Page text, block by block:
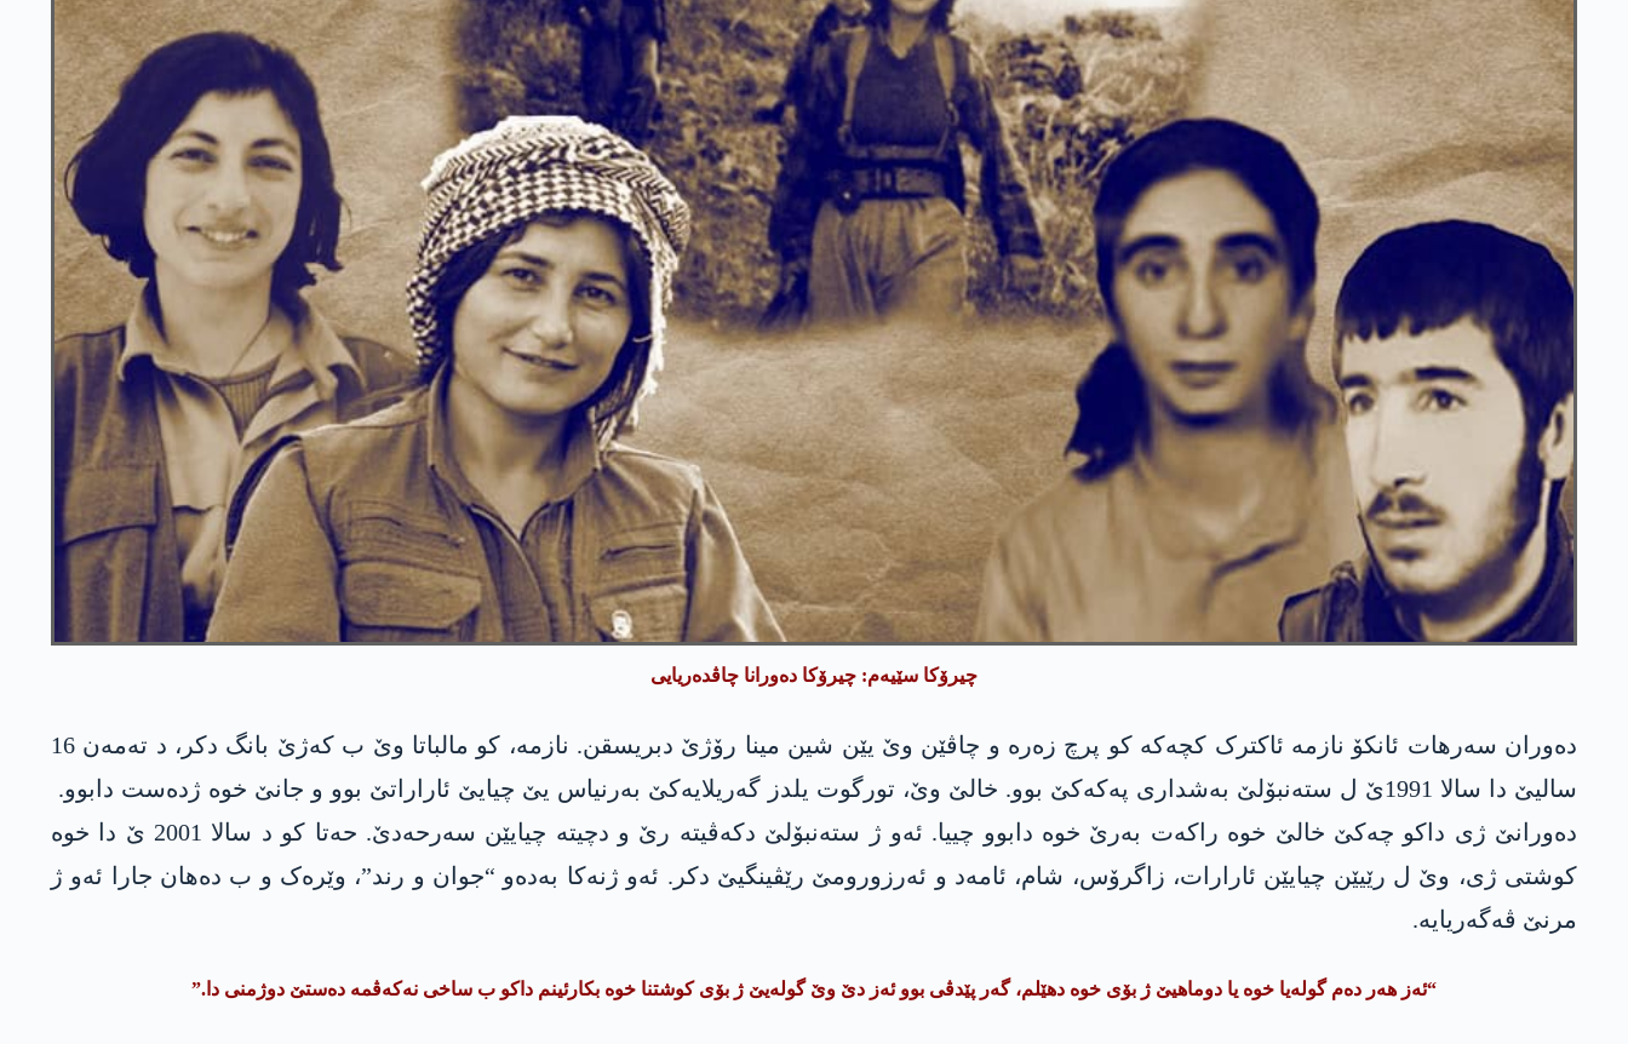
چیرۆکا سێیەم: چیرۆکا دەورانا چاڤدەریایی
دەوران سەرھات ئانکۆ نازمە ئاکترک کچەکە کو پرچ زەرە و چاڤێن وێ یێن شین مینا رۆژێ دبریسقن. نازمە، کو مالباتا وێ ب کەژێ بانگ دکر، د تەمەن 16
سالیێ دا سالا 1991ێ ل ستەنبۆلێ بەشداری پەکەکێ بوو. خالێ وێ، تورگوت یلدز گەریلایەکێ بەرنیاس یێ چیایێ ئاراراتێ بوو و جانێ خوە ژدەست دابوو.
دەورانێ ژی داکو چەکێ خالێ خوە راکەت بەرێ خوە دابوو چییا. ئەو ژ ستەنبۆلێ دکەڤیتە رێ و دچیتە چیایێن سەرحەدێ. حەتا کو د سالا 2001 ێ دا خوە
کوشتی ژی، وێ ل رێیێن چیایێن ئارارات، زاگرۆس، شام، ئامەد و ئەرزورومێ رێڤینگیێ دکر. ئەو ژنەکا بەدەو “جوان و رند”، وێرەک و ب دەھان جارا ئەو ژ
مرنێ ڤەگەریایە.
“ئەز ھەر دەم گولەیا خوە یا دوماهیێ ژ بۆی خوە دهێلم، گەر پێدڤی بوو ئەز دێ وێ گولەیێ ژ بۆی کوشتنا خوە بکارئینم داکو ب ساخی نەکەڤمە دەستێ دوژمنی دا.”